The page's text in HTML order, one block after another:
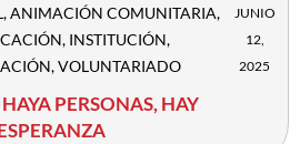
,ANIMACIÓN COMUNITARIA,
, INSTITUCIÓN,
,VOLUNTARIADO
JUNIO
12,
2025
PERSONAS, HAY